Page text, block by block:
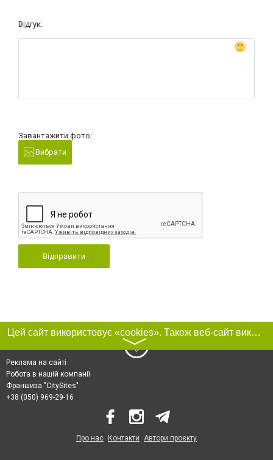
Відгук:
Завантажити фото:
Вибрати
Відправити
Цей сайт використовує «cookies». Також веб-сайт використовує інтернет-сервіс для збору технічних даних стосовно відвідувачів з метою отримання маркетингової та статистичної інформації. Умови обробки даних відвідувачів сайту див.
〉
Реклама на сайті
Робота в нашій компанії
Франшиза "CitySites"
+38 (050) 969-29-16
Про нас Контакти Автори проєкту